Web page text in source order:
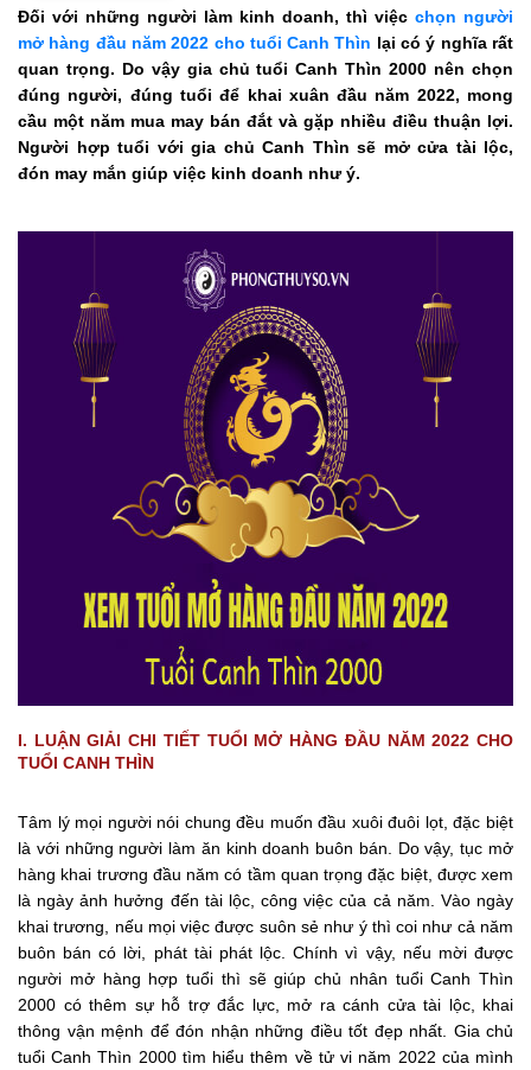
Đối với những người làm kinh doanh, thì việc chọn người
mở hàng đầu năm 2022 cho tuổi Canh Thìn lại có ý nghĩa rất
quan trọng. Do vậy gia chủ tuổi Canh Thìn 2000 nên chọn
đúng người, đúng tuổi để khai xuân đầu năm 2022, mong
cầu một năm mua may bán đắt và gặp nhiều điều thuận lợi.
Người hợp tuổi với gia chủ Canh Thìn sẽ mở cửa tài lộc,
đón may mắn giúp việc kinh doanh như ý.
I. LUẬN GIẢI CHI TIẾT TUỔI MỞ HÀNG ĐẦU NĂM 2022 CHO
TUỔI CANH THÌN
Tâm lý mọi người nói chung đều muốn đầu xuôi đuôi lọt, đặc biệt
là với những người làm ăn kinh doanh buôn bán. Do vậy, tục mở
hàng khai trương đầu năm có tầm quan trọng đặc biệt, được xem
là ngày ảnh hưởng đến tài lộc, công việc của cả năm. Vào ngày
khai trương, nếu mọi việc được suôn sẻ như ý thì coi như cả năm
buôn bán có lời, phát tài phát lộc. Chính vì vậy, nếu mời được
người mở hàng hợp tuổi thì sẽ giúp chủ nhân tuổi Canh Thìn
2000 có thêm sự hỗ trợ đắc lực, mở ra cánh cửa tài lộc, khai
thông vận mệnh để đón nhận những điều tốt đẹp nhất. Gia chủ
tuổi Canh Thìn 2000 tìm hiểu thêm về tử vi năm 2022 của mình